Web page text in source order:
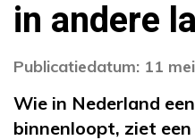
in andere
Publicatiedatum: 11
Wie in Nederland
binnenloopt, ziet